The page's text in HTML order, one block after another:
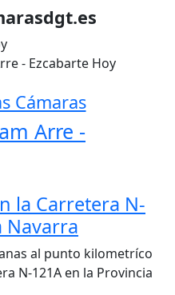
Cámaras
Arre -
la Carretera N-
Navarra
al punto kilometríco
N-121A en la Provincia